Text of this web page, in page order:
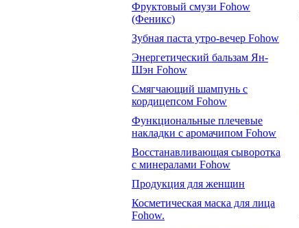
Фруктовый смузи Fohow
(Феникс)
Зубная паста утро-вечер Fohow
Энергетический бальзам Ян-
Шэн Fohow
Смягчающий шампунь с
кордицепсом Fohow
Функциональные плечевые
накладки с аромачипом Fohow
Восстанавливающая сыворотка
с минералами Fohow
Продукция для женщин
Косметическая маска для лица
Fohow.